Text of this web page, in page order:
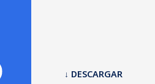
↓ DESCARGAR